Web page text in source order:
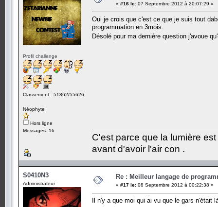
Profil challenge
Classement : 51862/55626
Néophyte
Hors ligne
Messages: 16
« #16 le: 07 Septembre 2012 à 20:07:29 »
Oui je crois que c'est ce que je suis tout
programmation en 3mois.
Désolé pour ma dernière question j'avoue
C'est parce que la lumière
avant d'avoir l'air con .
S0410N3
Administrateur
Re : Meilleur langage de
« #17 le: 08 Septembre 2012 à 00:22:38 »
Il n'y a que moi qui ai vu que le gars n'était